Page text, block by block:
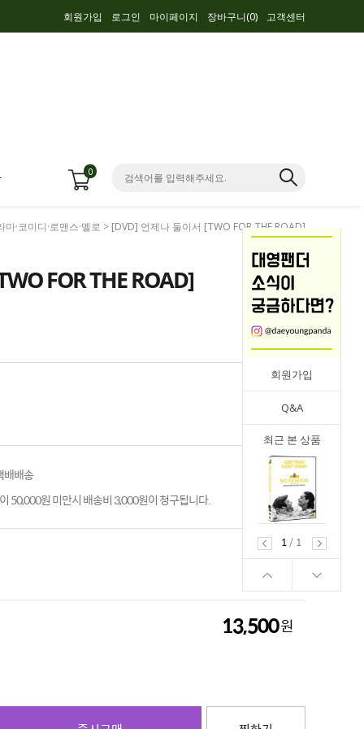
회원가입 로그인 마이페이지 장바구니(0) 고객센터
0
회원가입
Q&A
최근 본 상품
1
/ 1
마·코미디·로맨스·멜로 > [DVD] 언제나 둘이서 [TWO FOR THE ROAD]
FOR THE ROAD]
배배송
50,000원 미만시 배송비 3,000원이 청구됩니다.
13,500
13,500원